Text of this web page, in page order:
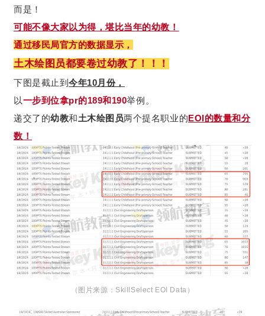
而是！
可能不像大家以为得，堪比当年的幼教！
通过移民局官方的数据显示，
土木绘图员都要卷过幼教了！！！
下图是截止到今年10月份，
以一步到位拿pr的189和190举例。
递交了的幼教和土木绘图员两个提名职业的EOI的数量和分
数！
（图片来源： SkillSelect EOI Data ）